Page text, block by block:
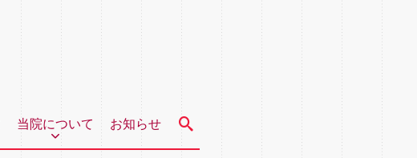
当院について お知らせ